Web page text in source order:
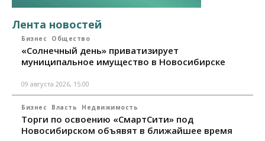
Лента новостей
Бизнес Общество
«Солнечный день» приватизирует
муниципальное имущество в Новосибирске
09 августа 2026, 15:00
Бизнес Власть Недвижимость
Торги по освоению «СмартСити» под
Новосибирском объявят в ближайшее время